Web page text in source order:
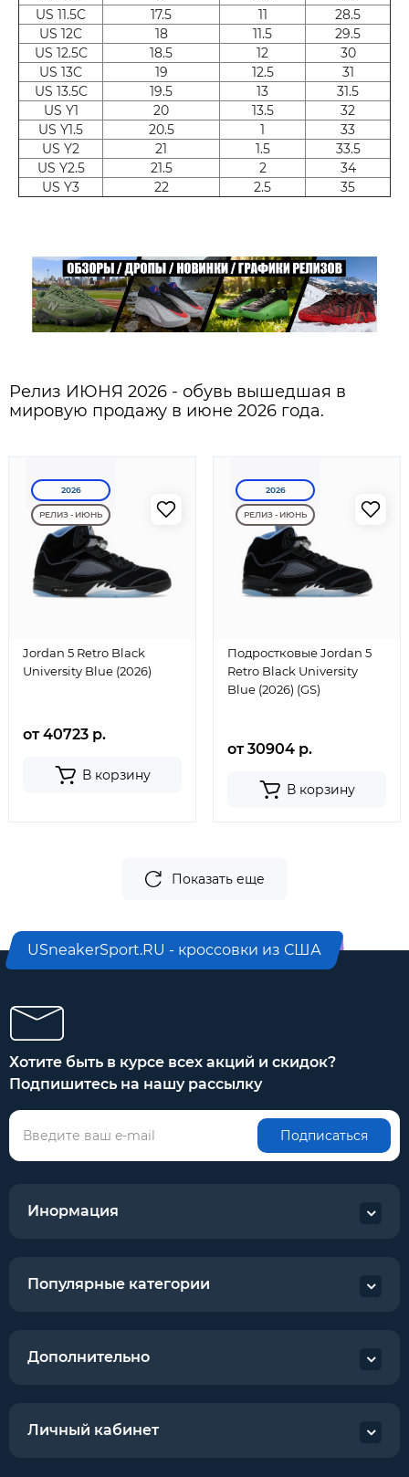
US 11.5C
17.5 11
28.5
US 12C
18 11.5
29.5
US 12.5C
18.5 12
30
US 13C
19 12.5
31
US 13.5C
19.5 13
31.5
US Y1
20 13.5
32
US Y1.5
20.5 1
33
US Y2
21 1.5
33.5
US Y2.5
21.5 2
34
US Y3
22 2.5 35
Релиз ИЮНЯ 2026 - обувь вышедшая в
мировую продажу в июне 2026 года.
2026
РЕЛИЗ - ИЮНЬ
Jordan 5 Retro Black
University Blue (2026)
от 40723 р.
В корзину
2026
РЕЛИЗ - ИЮНЬ
Подростковые Jordan 5
Retro Black University
Blue (2026) (GS)
от 30904 р.
В корзину
Показать еще
USneakerSport.RU - кроссовки из США
Хотите быть в курсе всех акций и скидок?
Подпишитесь на нашу рассылку
Подписаться
Инормация
Популярные категории
Дополнительно
Личный кабинет